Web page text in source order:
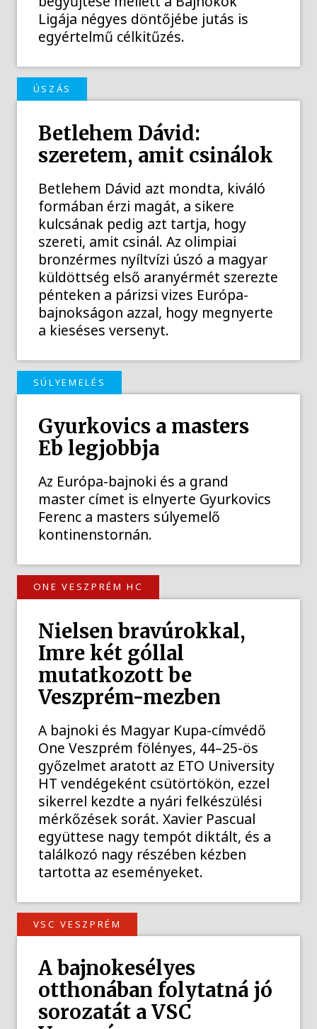
Ligája négyes döntőjébe jutás is
egyértelmű célkitűzés.
ÚSZÁS
Betlehem Dávid:
szeretem, amit csinálok
Betlehem Dávid azt mondta, kiváló
formában érzi magát, a sikere
kulcsának pedig azt tartja, hogy
szereti, amit csinál. Az olimpiai
bronzérmes nyíltvízi úszó a magyar
küldöttség első aranyérmét szerezte
pénteken a párizsi vizes Európa-
bajnokságon azzal, hogy megnyerte
a kieséses versenyt.
SÚLYEMELÉS
Gyurkovics a masters
Eb legjobbja
Az Európa-bajnoki és a grand
master címet is elnyerte Gyurkovics
Ferenc a masters súlyemelő
kontinenstornán.
ONE VESZPRÉM HC
Nielsen bravúrokkal,
Imre két góllal
mutatkozott be
Veszprém-mezben
A bajnoki és Magyar Kupa-címvédő
One Veszprém fölényes, 44–25-ös
győzelmet aratott az ETO University
HT vendégeként csütörtökön, ezzel
sikerrel kezdte a nyári felkészülési
mérkőzések sorát. Xavier Pascual
együttese nagy tempót diktált, és a
találkozó nagy részében kézben
tartotta az eseményeket.
VSC VESZPRÉM
A bajnokesélyes
otthonában folytatná jó
sorozatát a VSC